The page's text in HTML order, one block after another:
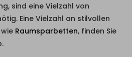
sind eine Vielzahl von
Eine Vielzahl an stilvollen
Raumsparbetten, finden Sie